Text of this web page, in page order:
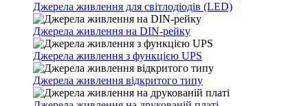
Джерела живлення для світлодіодів (LED)
Джерела живлення на DIN-рейку
Джерела живлення з функцією UPS
Джерела живлення відкритого типу